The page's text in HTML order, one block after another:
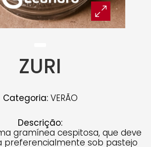
ZURI
Categoria:VERÃO
Descrição:
gramínea cespitosa, que deve
preferencialmente sob pastejo